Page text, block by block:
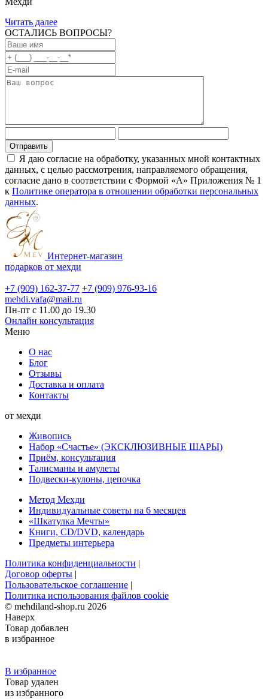
Читать далее
ОСТАЛИСЬ ВОПРОСЫ?
Я даю согласие на обработку, указанных мной контактных
данных, с целью рассмотрения, направляемого обращения,
согласие дано в соответствии с Формой «А» Приложения № 1
к Политике оператора в отношении обработки персональных
данных.
Интернет-магазин
подарков от мехди
+7 (909) 162-37-77 +7 (909) 976-93-16
mehdi.vafa@mail.ru
Пн-пт с 11.00 до 19.30
Онлайн консультация
Меню
О нас
Блог
Отзывы
Доставка и оплата
Контакты
от мехди
Живопись
Набор «Счастье» (ЭКСКЛЮЗИВНЫЕ ШАРЫ)
Приём, консультация
Талисманы и амулеты
Подвески-кулоны, цепочка
Метод Мехди
Индивидуальные советы на 6 месяцев
«Шкатулка Мечты»
Книги, CD/DVD, календарь
Предметы интерьера
Политика конфиденциальности |
Договор оферты |
Пользовательское соглашение |
Политика использования файлов сookie
© mehdiland-shop.ru 2026
Наверх
Товар добавлен
в избранное
В избранное
Товар удален
из избранного